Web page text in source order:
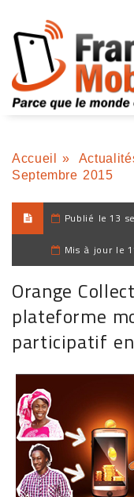
Accueil »
Septembre 2015
Publié le 13
Mis à jour le
Orange
plateforme
participatif